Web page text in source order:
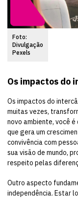
Foto:
Divulgação
Pexels
Os impactos do
Os impactos do
muitas vezes,
novo ambiente, você
que gera um
convivência com
sua visão de mundo,
respeito pelas
Outro aspecto
independência. Estar